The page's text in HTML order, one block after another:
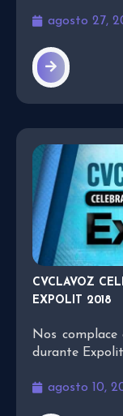
agosto 27,
CVCLAVOZ
EXPOLIT 2018
Nos
durante Expolit
agosto 10,